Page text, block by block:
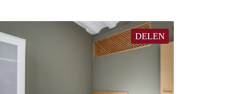
DELEN